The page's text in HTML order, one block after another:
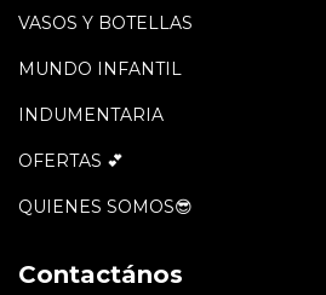
VASOS Y BOTELLAS
MUNDO INFANTIL
INDUMENTARIA
OFERTAS 💕
QUIENES SOMOS😎
Contactános